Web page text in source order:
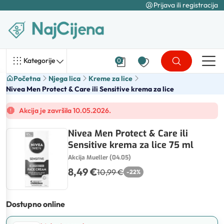
Prijava ili registracija
Kategorije 0
Početna Njega lica
Kreme za lice
Nivea Men Protect & Care ili Sensitive krema za lice
Akcija je završila 10.05.2026.
Nivea Men Protect & Care ili
Sensitive krema za lice 75 ml
Akcija Mueller (04.05)
8,49 €10,99 € -22%
Dostupno online